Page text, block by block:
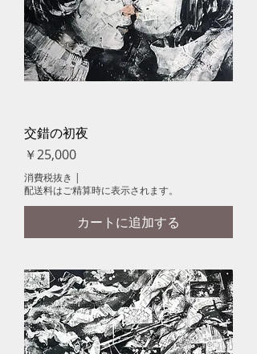
交錯の初夜
価格
￥25,000
消費税抜き |
配送料はご精算時に表示されます。
カートに追加する